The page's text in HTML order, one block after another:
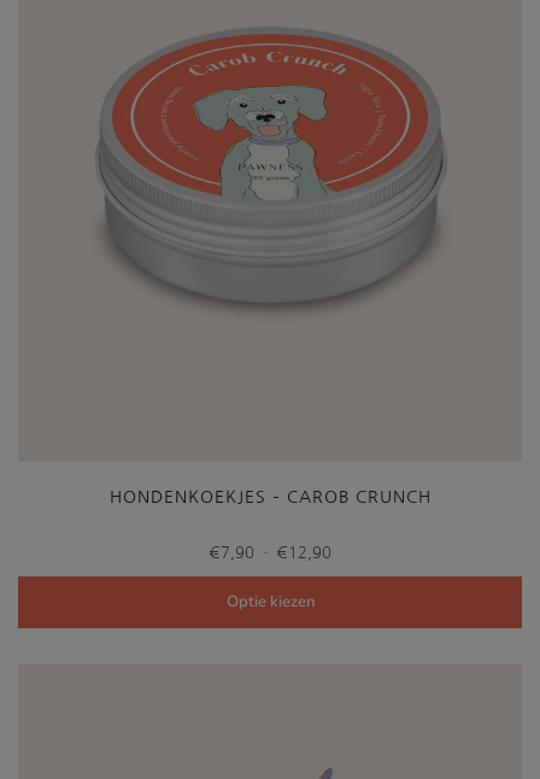
HONDENKOEKJES – CAROB CRUNCH
€7,90 - € 12,90
€7,90
Optie kiezen